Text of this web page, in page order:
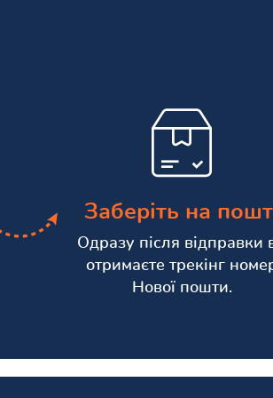
Заберіть на
Одразу після відправки
отримаєте трекінг
Нової пошти.